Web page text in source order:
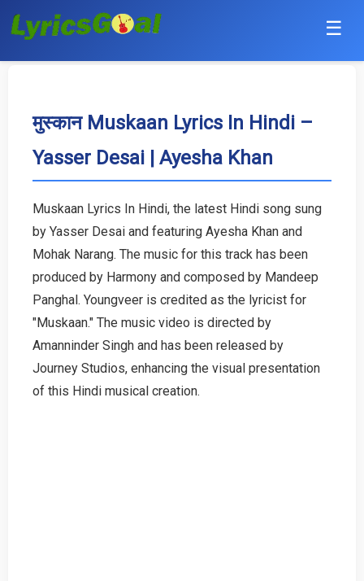
☰
Hindi
Bollywood
English
Tamil
Malayalam
मुस्कान Muskaan Lyrics In Hindi –
Yasser Desai | Ayesha Khan
Muskaan Lyrics In Hindi, the latest Hindi song sung
by Yasser Desai and featuring Ayesha Khan and
Mohak Narang. The music for this track has been
produced by Harmony and composed by Mandeep
Panghal. Youngveer is credited as the lyricist for
"Muskaan." The music video is directed by
Amanninder Singh and has been released by
Journey Studios, enhancing the visual presentation
of this Hindi musical creation.